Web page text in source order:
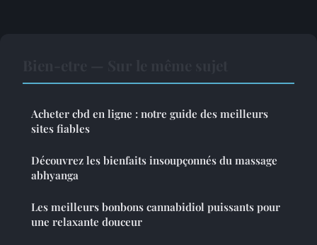
Acheter cbd en ligne : notre guide des meilleurs
sites fiables
Découvrez les bienfaits insoupçonnés du massage
abhyanga
Les meilleurs bonbons cannabidiol puissants pour
une relaxante douceur